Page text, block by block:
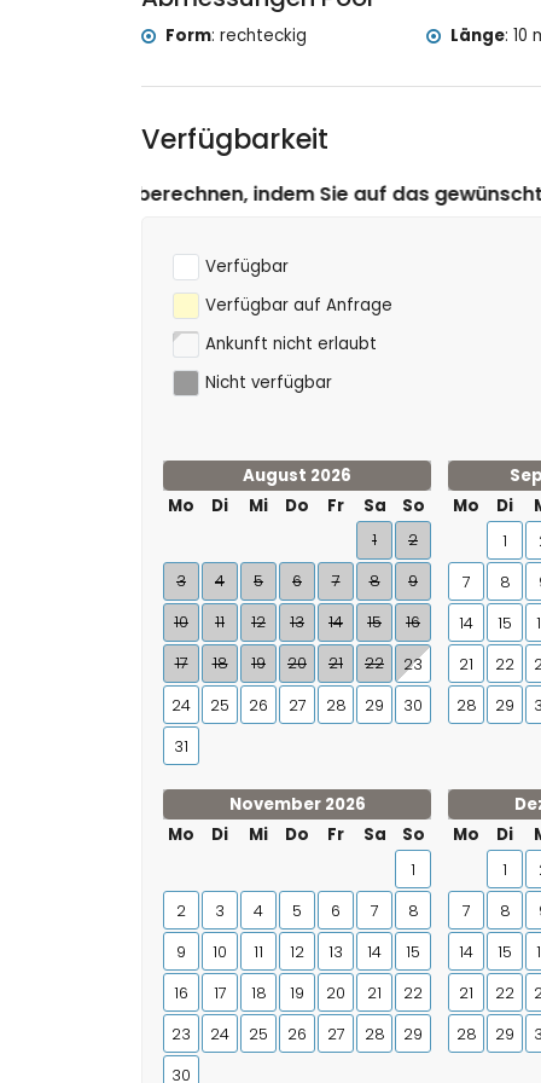
Windsurfen (innerhalb von 10 Kilometern der
Form: rechteckig Länge:10
Verfügbarkeit
indem Sie auf das gewünschte An- und
Verfügbar
Verfügbar auf Anfrage
Ankunft nicht erlaubt
Nicht verfügbar
August 2026
Mo
Di Mi Do Fr Sa So
1
2
3
4 5 6 7 8
9
10
11 12 13 14 15
16
17
18 19 20 21 22
23
24
25 26 27 28 29
30
31
Mo
Di
1
7
8
14
15
21
22
28
29
November 2026
Mo
Di Mi Do Fr Sa So
1
2
3 4 5 6 7
8
9
10 11 12 13 14
15
16
17 18 19 20 21
22
23
24 25 26 27 28
29
30
Mo
Di
1
7
8
14
15
21
22
28
29